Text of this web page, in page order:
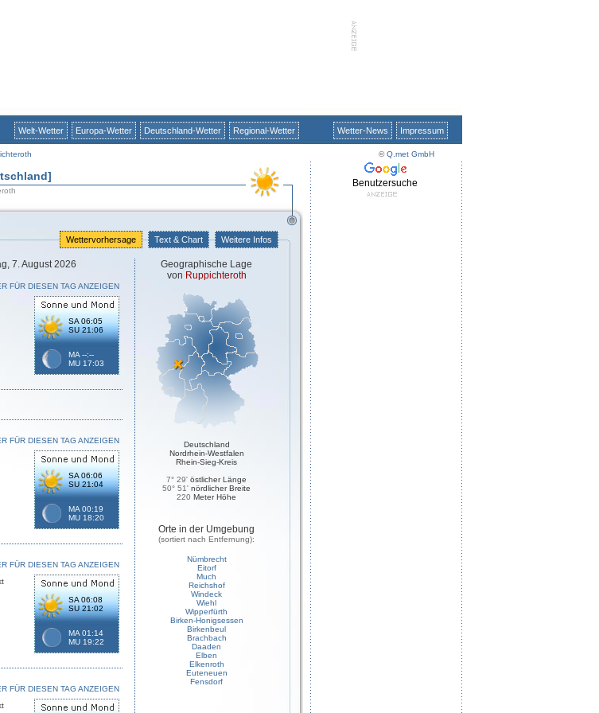
Welt-Wetter Europa-Wetter Deutschland-Wetter Regional-Wetter Wetter-News Impressum
©Q.met GmbH
Wettervorhersage Text & Chart Weitere Infos
7. August 2026
FÜR DIESEN TAG ANZEIGEN
SA 06:05
SU 21:06
MA --:--
MU 17:03
FÜR DIESEN TAG ANZEIGEN
SA 06:06
SU 21:04
MA 00:19
MU 18:20
FÜR DIESEN TAG ANZEIGEN
SA 06:08
SU 21:02
MA 01:14
MU 19:22
FÜR DIESEN TAG ANZEIGEN
Geographische Lage
von Ruppichteroth
Deutschland
Nordrhein-Westfalen
Rhein-Sieg-Kreis
7° 29' östlicher Länge
50° 51' nördlicher Breite
220 Meter Höhe
Orte in der Umgebung
(sortiert nach Entfernung):
Nümbrecht
Eitorf
Much
Reichshof
Windeck
Wiehl
Wipperfürth
Birken-Honigsessen
Birkenbeul
Brachbach
Daaden
Elben
Elkenroth
Euteneuen
Fensdorf
Benutzersuche